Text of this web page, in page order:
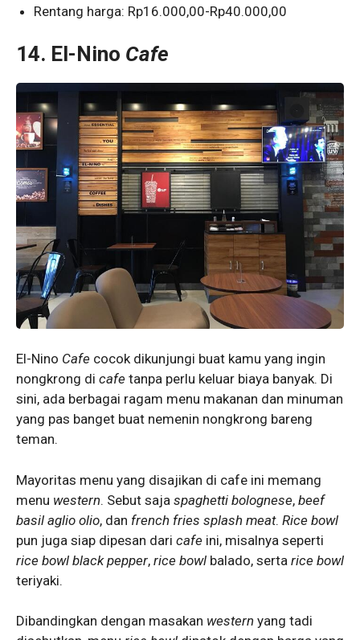
Rentang harga: Rp16.000,00-Rp40.000,00
14. El-Nino Cafe
El-Nino Cafe cocok dikunjungi buat kamu yang ingin
nongkrong di cafe tanpa perlu keluar biaya banyak. Di
sini, ada berbagai ragam menu makanan dan minuman
yang pas banget buat nemenin nongkrong bareng
teman.
Mayoritas menu yang disajikan di cafe ini memang
menu western. Sebut saja spaghetti bolognese, beef
basil aglio olio, dan french fries splash meat. Rice bowl
pun juga siap dipesan dari cafe ini, misalnya seperti
rice bowl black pepper, rice bowl balado, serta rice bowl
teriyaki.
Dibandingkan dengan masakan western yang tadi